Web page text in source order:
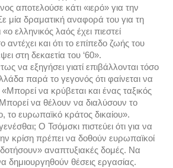
αποτελούσε κάτι «ιερό» για την
μία δραματική αναφορά του για τη
ελληνικός λαός έχει πιεστεί
και ότι το επίπεδο ζωής του
στη δεκαετία του ‘60».
να εξηγήσει γιατί επιβάλλονται τόσο
παρά το γεγονός ότι φαίνεται να
«Μπορεί να κρύβεται και ένας ταξικός
να θέλουν να διαλύσουν το
το ευρωπαϊκό κράτος δικαίου».
Ο Τσόμσκι πιστεύει ότι για να
κρίση πρέπει να δοθούν ευρωπαϊκοί
αναπτυξιακές δομές. Να
δημιουργηθούν θέσεις εργασίας.